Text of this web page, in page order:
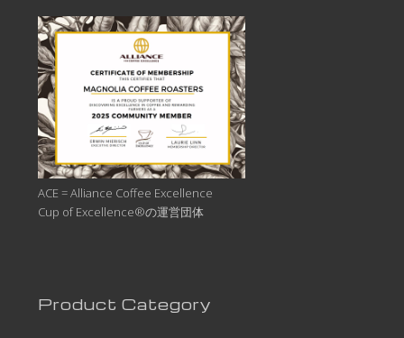
ACE = Alliance Coffee Excellence
Cup of Excellence®の運営団体
Product Category